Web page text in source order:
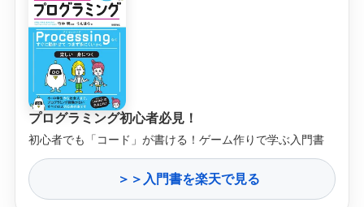
プログラミング初心者必見！
初心者でも「コード」が書ける！ゲーム作りで学ぶ入門書
＞＞入門書を楽天で見る